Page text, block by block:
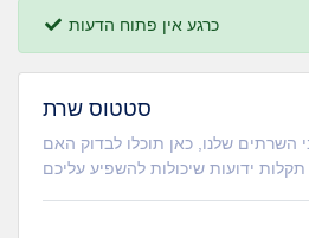
כרגע אין פתוח הדעות
סטטוס שרת
השרתים שלנו, כאן תוכלו לבדוק האם